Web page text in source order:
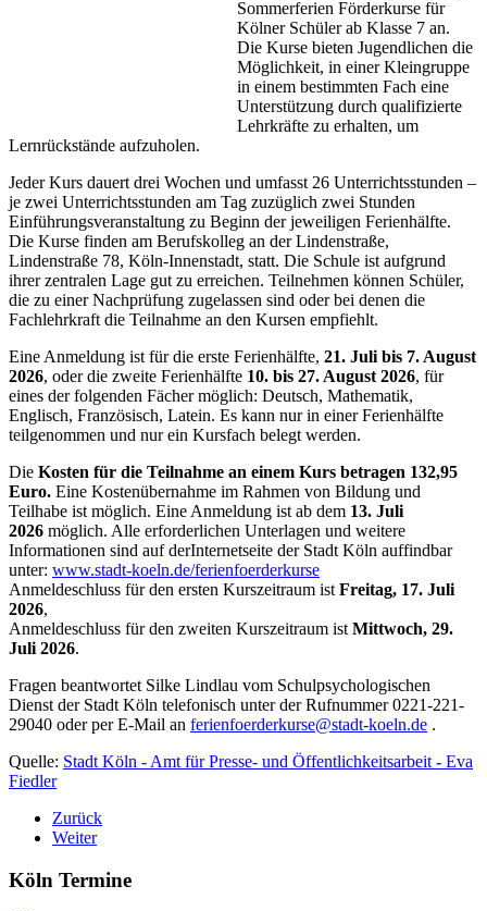
Sommerferien Förderkurse für
Kölner Schüler ab Klasse 7 an.
Die Kurse bieten Jugendlichen die
Möglichkeit, in einer Kleingruppe
in einem bestimmten Fach eine
Unterstützung durch qualifizierte
Lehrkräfte zu erhalten, um
Lernrückstände aufzuholen.
Jeder Kurs dauert drei Wochen und umfasst 26 Unterrichtsstunden –
je zwei Unterrichtsstunden am Tag zuzüglich zwei Stunden
Einführungsveranstaltung zu Beginn der jeweiligen Ferienhälfte.
Die Kurse finden am Berufskolleg an der Lindenstraße,
Lindenstraße 78, Köln-Innenstadt, statt. Die Schule ist aufgrund
ihrer zentralen Lage gut zu erreichen. Teilnehmen können Schüler,
die zu einer Nachprüfung zugelassen sind oder bei denen die
Fachlehrkraft die Teilnahme an den Kursen empfiehlt.
Eine Anmeldung ist für die erste Ferienhälfte, 21. Juli bis 7. August
2026, oder die zweite Ferienhälfte 10. bis 27. August 2026, für
eines der folgenden Fächer möglich: Deutsch, Mathematik,
Englisch, Französisch, Latein. Es kann nur in einer Ferienhälfte
teilgenommen und nur ein Kursfach belegt werden.
Die Kosten für die Teilnahme an einem Kurs betragen 132,95
Euro. Eine Kostenübernahme im Rahmen von Bildung und
Teilhabe ist möglich. Eine Anmeldung ist ab dem 13. Juli
2026 möglich. Alle erforderlichen Unterlagen und weitere
Informationen sind auf derInternetseite der Stadt Köln auffindbar
unter: www.stadt-koeln.de/ferienfoerderkurse
Anmeldeschluss für den ersten Kurszeitraum ist Freitag, 17. Juli
2026,
Anmeldeschluss für den zweiten Kurszeitraum ist Mittwoch, 29.
Juli 2026.
Fragen beantwortet Silke Lindlau vom Schulpsychologischen
Dienst der Stadt Köln telefonisch unter der Rufnummer 0221-221-
29040 oder per E-Mail an ferienfoerderkurse@stadt-koeln.de .
Quelle: Stadt Köln - Amt für Presse- und Öffentlichkeitsarbeit - Eva
Fiedler
Zurück
Weiter
Köln Termine